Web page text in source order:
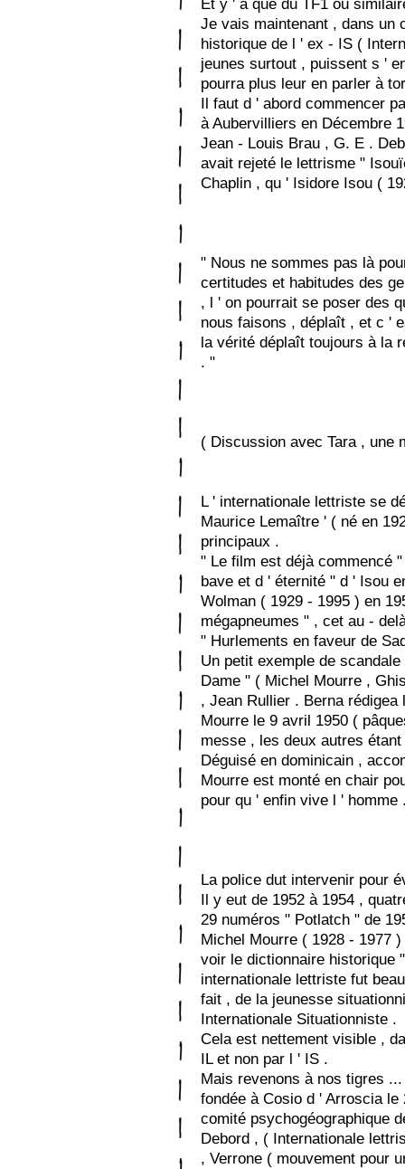
Et y ' a que du TF1 ou
Je vais maintenant , dans un
historique de l ' ex - IS (
jeunes surtout , puissent s '
pourra plus leur en parler à
Il faut d ' abord commencer
à Aubervilliers en Décembre
Jean - Louis Brau , G. E .
avait rejeté le lettrisme "
Chaplin , qu ' Isidore Isou (
" Nous ne sommes pas là
certitudes et habitudes des
, l ' on pourrait se poser des
nous faisons , déplaît , et c '
la vérité déplaît toujours à la
. "
( Discussion avec Tara , une
L ' internationale lettriste se
Maurice Lemaître ' ( né en
principaux .
" Le film est déjà commencé
bave et d ' éternité " d ' Isou
Wolman ( 1929 - 1995 ) en
mégapneumes " , cet au -
" Hurlements en faveur de
Un petit exemple de
Dame " ( Michel Mourre ,
, Jean Rullier . Berna
Mourre le 9 avril 1950 (
messe , les deux autres
Déguisé en dominicain ,
Mourre est monté en chair
pour qu ' enfin vive l ' homme
La police dut intervenir pour
Il y eut de 1952 à 1954 ,
29 numéros " Potlatch " de
Michel Mourre ( 1928 - 1977
voir le dictionnaire historique
internationale lettriste fut
fait , de la jeunesse
Internationale Situationniste .
Cela est nettement visible ,
IL et non par l ' IS .
Mais revenons à nos tigres
fondée à Cosio d ' Arroscia
comité psychogéographique
Debord , ( Internationale
, Verrone ( mouvement pour